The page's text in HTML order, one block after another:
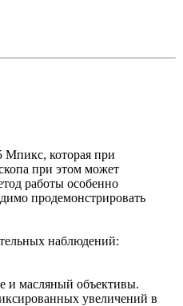
Мпикс, которая при
при этом может
работы особенно
продемонстрировать
наблюдений:
и масляный объективы.
увеличений в